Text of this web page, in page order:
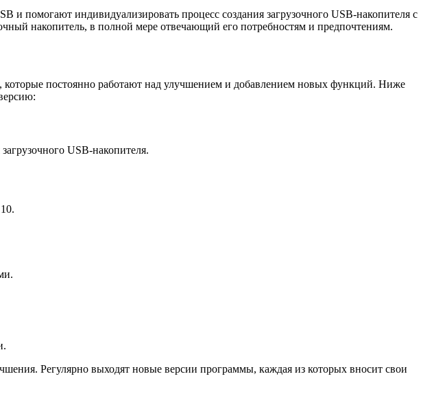
помогают индивидуализировать процесс создания загрузочного USB-накопителя с
накопитель, в полной мере отвечающий его потребностям и предпочтениям.
которые постоянно работают над улучшением и добавлением новых функций. Ниже
USB-накопителя.
Регулярно выходят новые версии программы, каждая из которых вносит свои